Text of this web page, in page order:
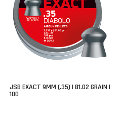
Ideaal voor wie constante en
buiten!
JSB EXACT 9MM (.35) | 81.02 GRAIN |
100